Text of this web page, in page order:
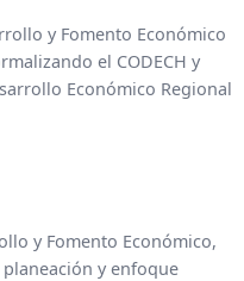
y Fomento Económico
el CODECH y
Económico Regional
y Fomento Económico,
y enfoque